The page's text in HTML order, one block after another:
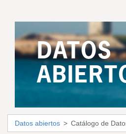
DATOS
Datos abiertos Catálogo de